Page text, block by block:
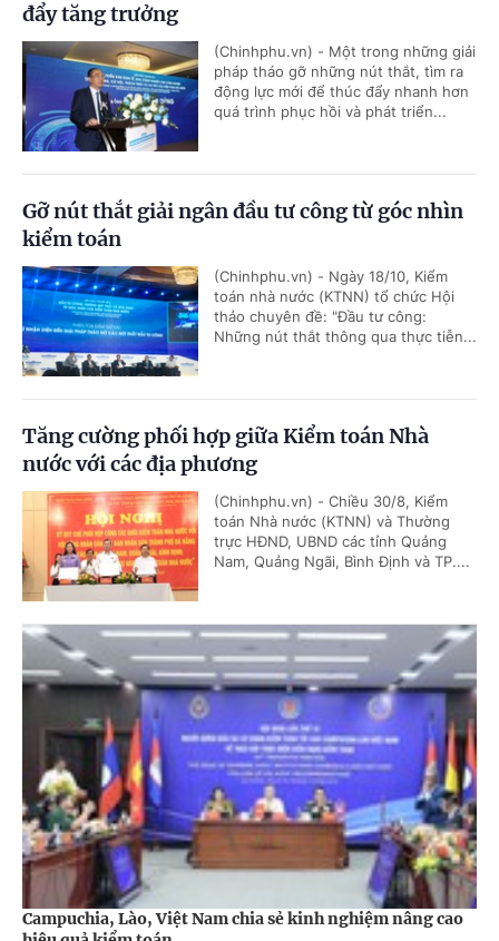
đẩy tăng trưởng
(Chinhphu.vn) - Một trong những giải
pháp tháo gỡ những nút thắt, tìm ra
động lực mới để thúc đẩy nhanh hơn
quá trình phục hồi và phát triển...
Gỡ nút thắt giải ngân đầu tư công từ góc nhìn
kiểm toán
(Chinhphu.vn) - Ngày 18/10, Kiểm
toán nhà nước (KTNN) tổ chức Hội
thảo chuyên đề: "Đầu tư công:
Những nút thắt thông qua thực tiễn...
Tăng cường phối hợp giữa Kiểm toán Nhà
nước với các địa phương
(Chinhphu.vn) - Chiều 30/8, Kiểm
toán Nhà nước (KTNN) và Thường
trực HĐND, UBND các tỉnh Quảng
Nam, Quảng Ngãi, Bình Định và TP....
Campuchia, Lào, Việt Nam chia sẻ kinh nghiệm nâng cao